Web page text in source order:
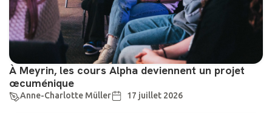
À Meyrin, les cours Alpha deviennent un projet
œcuménique
Anne-Charlotte Müller 17 juillet 2026